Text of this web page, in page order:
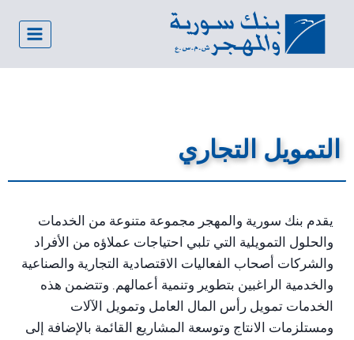
التمويل التجاري
يقدم بنك سورية والمهجر مجموعة متنوعة من الخدمات
والحلول التمويلية التي تلبي احتياجات عملاؤه من الأفراد
والشركات أصحاب الفعاليات الاقتصادية التجارية والصناعية
والخدمية الراغبين بتطوير وتنمية أعمالهم. وتتضمن هذه
الخدمات تمويل رأس المال العامل وتمويل الآلات
ومستلزمات الانتاج وتوسعة المشاريع القائمة بالإضافة إلى